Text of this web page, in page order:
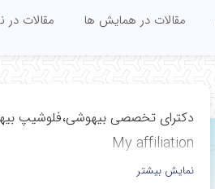
مقالات در همایش ها مقالات در
دکترای تخصصی بیهوشی،فلوشیپ
My affiliation
ﻣﺮﻛﺰ ﺗﺤﻘﯿﻘﺎت اﻛﻮﻛﺎردﯾﻮﮔﺮاﻓﻲ،
نمایش بیشتر